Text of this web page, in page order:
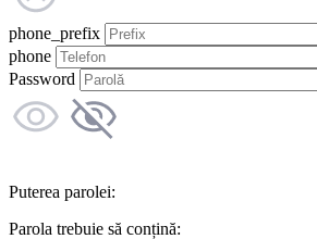
phone_prefix
phone
Password
Puterea parolei:
Parola trebuie să conțină: